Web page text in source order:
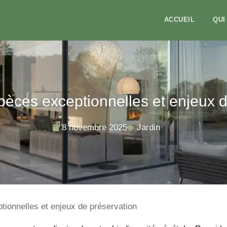
ACCUEIL QUI
exceptionnelles et enjeux
8 novembre 2025 Jardin